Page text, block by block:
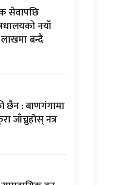
सेवापछि
नयाँ
बन्दै
छैन : बाणगंगामा
जाँच्नुहोस् नत्र